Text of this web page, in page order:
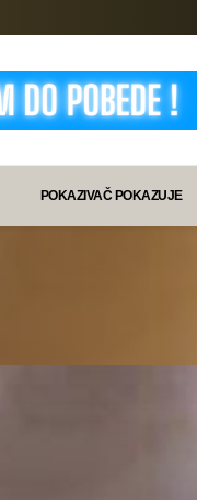
POKAZIVAČ POKAZUJE